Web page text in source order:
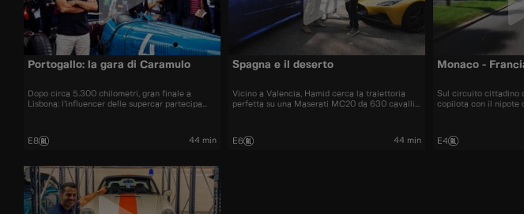
Portogallo: la gara di Caramulo
Dopo circa 5.300 chilometri, gran finale a
Lisbona: l’influencer delle supercar partecipa
E8 44 min
Spagna e il deserto
Vicino a Valencia, Hamid cerca la traiettoria
perfetta su una Maserati MC20 da 630 cavalli.
E6 44 min
Monaco -
Sul circuito cittadino
copilota con il nipote
E4